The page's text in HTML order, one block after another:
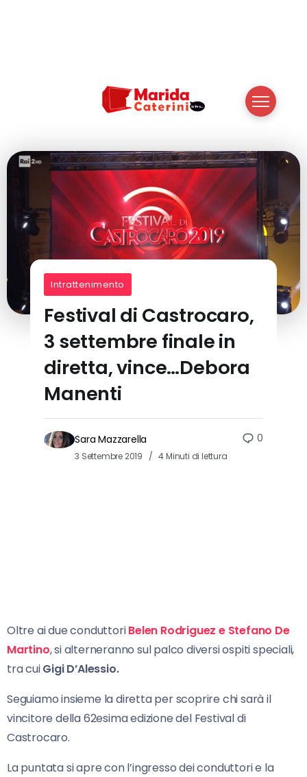
Intrattenimento
Festival di Castrocaro,
3 settembre finale in
diretta, vince…Debora
Manenti
Sara Mazzarella
3 Settembre 2019 4 Minuti di lettura
0
Oltre ai due conduttoriBelen Rodriguez e Stefano De
Martino, si alterneranno sul palco diversi ospiti speciali,
tra cuiGigi D’Alessio.
Seguiamo insieme la diretta per scoprire chi sarà il
vincitore della 62esima edizione del Festival di
Castrocaro.
La puntata si apre con l’ingresso dei conduttori e la